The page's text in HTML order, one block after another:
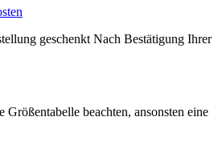
geschenkt Nach Bestätigung Ihrer
beachten, ansonsten eine